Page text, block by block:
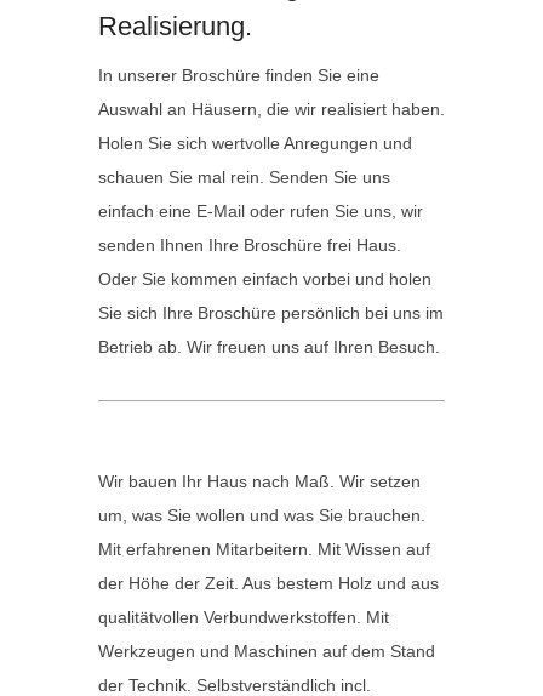
Realisierung.
In unserer Broschüre finden Sie eine
Auswahl an Häusern, die wir realisiert haben.
Holen Sie sich wertvolle Anregungen und
schauen Sie mal rein. Senden Sie uns
einfach eine E-Mail oder rufen Sie uns, wir
senden Ihnen Ihre Broschüre frei Haus.
Oder Sie kommen einfach vorbei und holen
Sie sich Ihre Broschüre persönlich bei uns im
Betrieb ab. Wir freuen uns auf Ihren Besuch.
Wir bauen Ihr Haus nach Maß. Wir setzen
um, was Sie wollen und was Sie brauchen.
Mit erfahrenen Mitarbeitern. Mit Wissen auf
der Höhe der Zeit. Aus bestem Holz und aus
qualitätvollen Verbundwerkstoffen. Mit
Werkzeugen und Maschinen auf dem Stand
der Technik. Selbstverständlich incl.